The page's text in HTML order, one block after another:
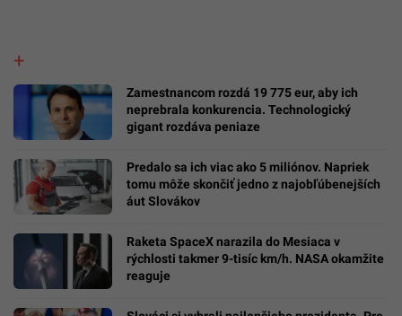
Zamestnancom rozdá 19 775 eur, aby ich
neprebrala konkurencia. Technologický
gigant rozdáva peniaze
Predalo sa ich viac ako 5 miliónov. Napriek
tomu môže skončiť jedno z najobľúbenejších
áut Slovákov
Raketa SpaceX narazila do Mesiaca v
rýchlosti takmer 9-tisíc km/h. NASA okamžite
reaguje